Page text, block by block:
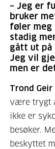
– Jeg er
bruker
føler meg
stadig
gått ut på
Jeg vil
men er
Trond Geir
være trygt
ikke er
besøker.
beskyttet